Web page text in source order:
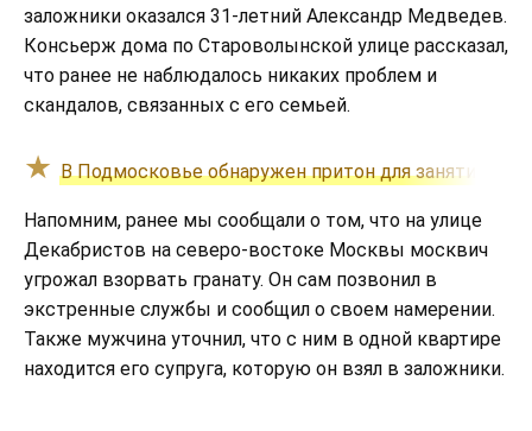
заложники оказался 31-летний Александр Медведев.
Консьерж дома по Староволынской улице рассказал,
что ранее не наблюдалось никаких проблем и
скандалов, связанных с его семьей.
В Подмосковье обнаружен притон для занятий
Напомним, ранее мы сообщали о том, что на улице
Декабристов на северо-востоке Москвы москвич
угрожал взорвать гранату. Он сам позвонил в
экстренные службы и сообщил о своем намерении.
Также мужчина уточнил, что с ним в одной квартире
находится его супруга, которую он взял в заложники.